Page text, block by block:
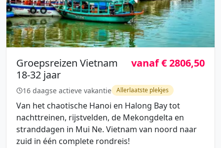
Groepsreizen Vietnam
18-32 jaar
vanaf € 2806,50
16 daagse actieve vakantie Allerlaatste plekjes
Van het chaotische Hanoi en Halong Bay tot
nachttreinen, rijstvelden, de Mekongdelta en
stranddagen in Mui Ne. Vietnam van noord naar
zuid in één complete rondreis!